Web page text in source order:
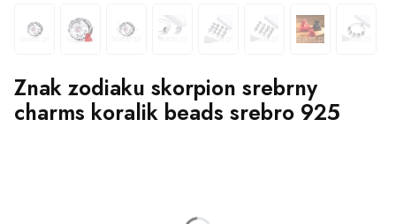
Znak zodiaku skorpion srebrny
charms koralik beads srebro 925